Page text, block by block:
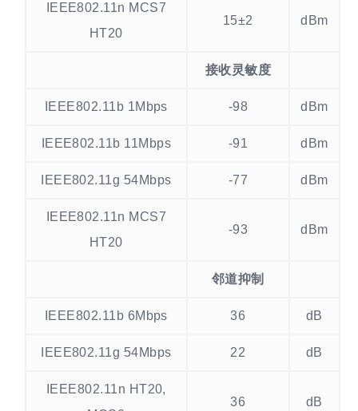
IEEE802.11n MCS7
HT20
15±2 dBm
接收灵敏度
IEEE802.11b 1Mbps -98 dBm
IEEE802.11b 11Mbps -91 dBm
IEEE802.11g 54Mbps -77 dBm
IEEE802.11n MCS7
HT20
-93 dBm
邻道抑制
IEEE802.11b 6Mbps 36 dB
IEEE802.11g 54Mbps 22 dB
IEEE802.11n HT20,
36 dB